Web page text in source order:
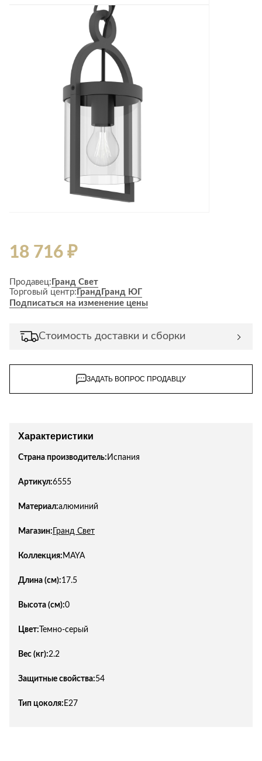
18 716 ₽
Продавец: Гранд Свет
Торговый центр: Гранд Гранд ЮГ
Подписаться на изменение цены
Стоимость доставки и сборки
ЗАДАТЬ ВОПРОС ПРОДАВЦУ
Характеристики
Страна производитель: Испания
Артикул:6555
Материал:алюминий
Магазин: Гранд Свет
Коллекция: MAYA
Длина (см):17.5
Высота (см):0
Цвет: Темно-серый
Вес (кг):2.2
Защитные свойства:54
Тип цоколя: E27